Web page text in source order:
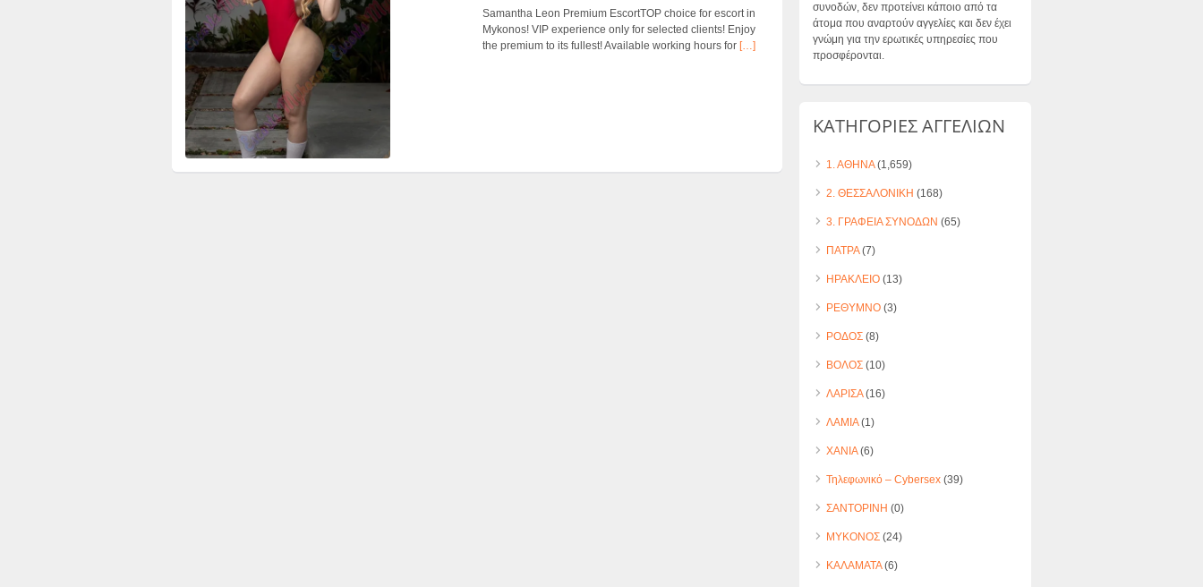
Samantha Leon Premium EscortTOP choice for escort in
Mykonos! VIP experience only for selected clients! Enjoy
the premium to its fullest! Available working hours for […]
συνοδών, δεν προτείνει κάποιο από τα
άτομα που αναρτούν αγγελίες και δεν έχει
γνώμη για την ερωτικές υπηρεσίες που
προσφέρονται.
ΚΑΤΗΓΟΡΙΕΣ ΑΓΓΕΛΙΩΝ
1. ΑΘΗΝΑ(1,659)
2. ΘΕΣΣΑΛΟΝΙΚΗ (168)
3. ΓΡΑΦΕΙΑ ΣΥΝΟΔΩΝ (65)
ΠΑΤΡΑ(7)
ΗΡΑΚΛΕΙΟ(13)
ΡΕΘΥΜΝΟ(3)
ΡΟΔΟΣ(8)
ΒΟΛΟΣ(10)
ΛΑΡΙΣΑ(16)
ΛΑΜΙΑ(1)
ΧΑΝΙΑ(6)
Τηλεφωνικό – Cybersex(39)
ΣΑΝΤΟΡΙΝΗ (0)
ΜΥΚΟΝΟΣ(24)
ΚΑΛΑΜΑΤΑ(6)